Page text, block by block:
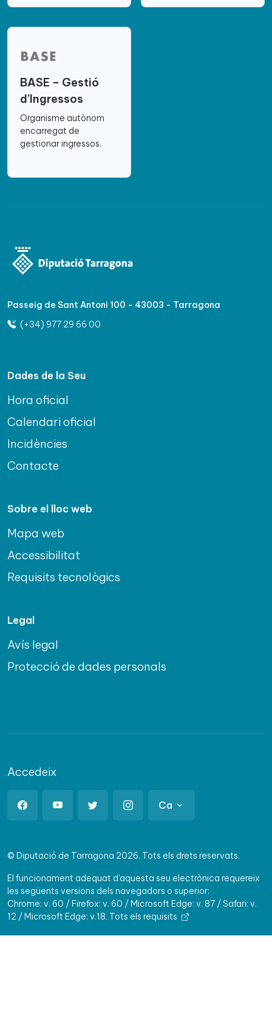
BASE – Gestió
d’Ingressos
Organisme autònom
encarregat de
gestionar ingressos.
Passeig de Sant Antoni 100 - 43003 - Tarragona
(+34) 977 29 66 00
Dades de la Seu
Hora oficial
Calendari oficial
Incidències
Contacte
Sobre el lloc web
Mapa web
Accessibilitat
Requisits tecnològics
Legal
Avís legal
Protecció de dades personals
Accedeix
Ca
© Diputació de Tarragona 2026. Tots els drets reservats.
El funcionament adequat d'aquesta seu electrònica requereix
les següents versions dels navegadors o superior:
Chrome: v. 60 / Firefox: v. 60 / Microsoft Edge: v. 87 / Safari: v.
12 / Microsoft Edge: v.18. Tots els requisits